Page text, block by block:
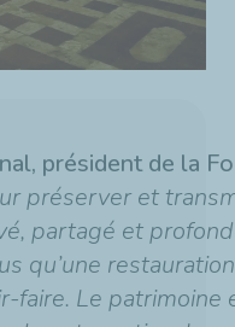
président de la
préserver et
partagé et
qu’une
faire. Le